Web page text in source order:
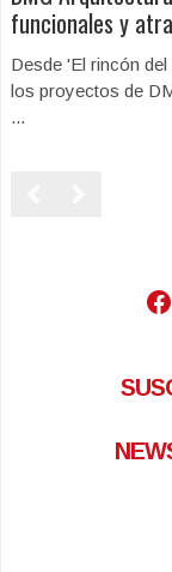
funcionales y
Desde 'El rincón
los proyectos de
...